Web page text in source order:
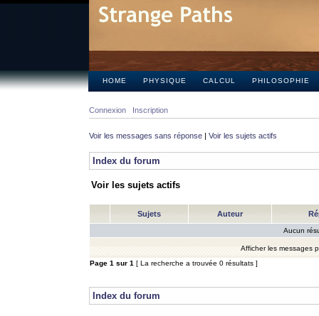
HOME PHYSIQUE CALCUL PHILOSOPHIE
Connexion Inscription
Voir les messages sans réponse | Voir les sujets actifs
Index du forum
Voir les sujets actifs
Sujets Auteur
Aucun
Afficher les messages
Page 1 sur 1 [ La recherche a trouvée 0 résultats ]
Index du forum